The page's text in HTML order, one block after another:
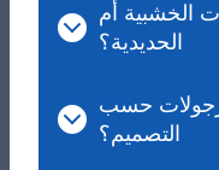
الخشبية أم
الحديدية؟
حسب
التصميم؟